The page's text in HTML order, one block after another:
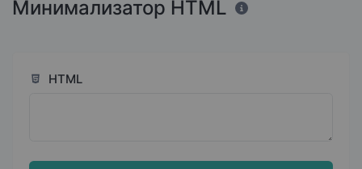
Минимализатор HTML
HTML